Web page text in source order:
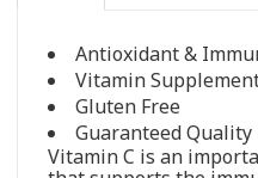
Antioxidant &
Vitamin
Gluten Free
Guaranteed
Vitamin C is an